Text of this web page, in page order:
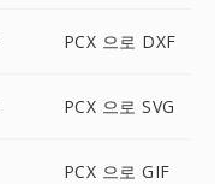
PCX 으로 DXF
PCX 으로 SVG
PCX 으로 GIF